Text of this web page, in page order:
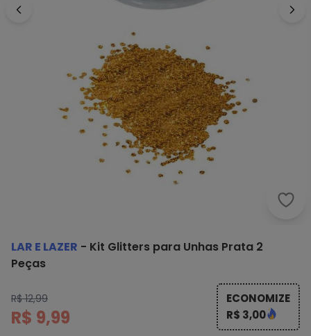
Lar
LAR E LAZER - Kit Glitters para Unhas Prata 2
Peças
R$ 12,99
R$ 9,99
ECONOMIZE
R$ 3,00